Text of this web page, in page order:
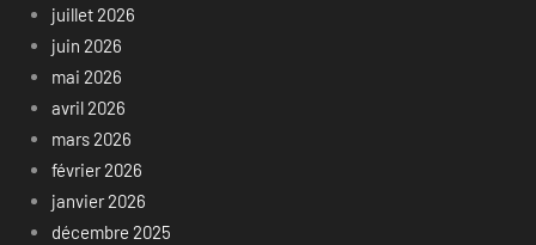
juillet 2026
juin 2026
mai 2026
avril 2026
mars 2026
février 2026
janvier 2026
décembre 2025